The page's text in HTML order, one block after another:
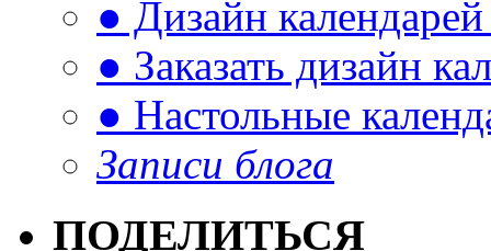
● Дизайн
● Заказать дизайн
● Настольные
Записи блога
ПОДЕЛИТЬСЯ